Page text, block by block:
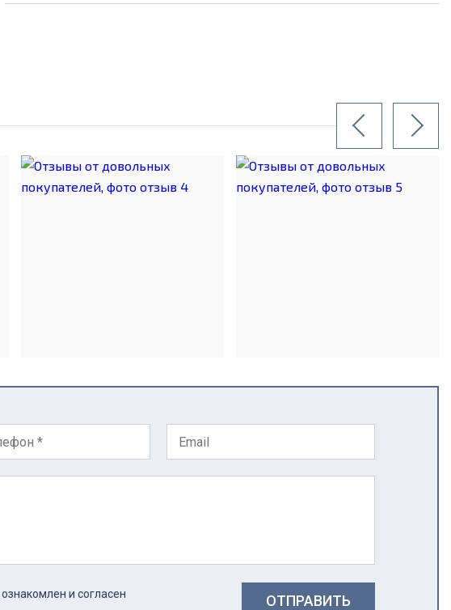
ознакомлен и согласен ОТПРАВИТЬ